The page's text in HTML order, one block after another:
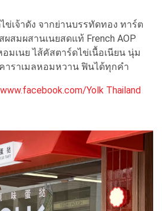
ข่เจ้าดัง จากย่านบรรทัดทอง ทาร์ต
สมผสานเนยสดแท้ French AOP
มเนย ไส้คัสตาร์ดไข่เนื้อเนียน นุ่ม
ราเมลหอมหวาน ฟินได้ทุกคำ
Yolk Thailand